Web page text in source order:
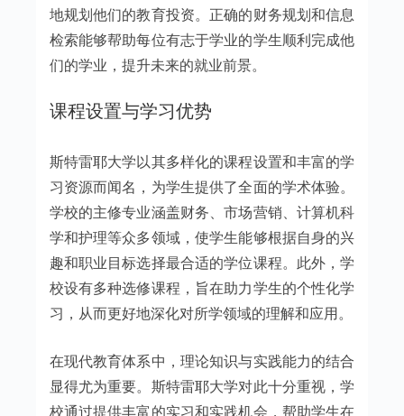
地规划他们的教育投资。正确的财务规划和信息
检索能够帮助每位有志于学业的学生顺利完成他
们的学业，提升未来的就业前景。
课程设置与学习优势
斯特雷耶大学以其多样化的课程设置和丰富的学
习资源而闻名，为学生提供了全面的学术体验。
学校的主修专业涵盖财务、市场营销、计算机科
学和护理等众多领域，使学生能够根据自身的兴
趣和职业目标选择最合适的学位课程。此外，学
校设有多种选修课程，旨在助力学生的个性化学
习，从而更好地深化对所学领域的理解和应用。
在现代教育体系中，理论知识与实践能力的结合
显得尤为重要。斯特雷耶大学对此十分重视，学
校通过提供丰富的实习和实践机会，帮助学生在